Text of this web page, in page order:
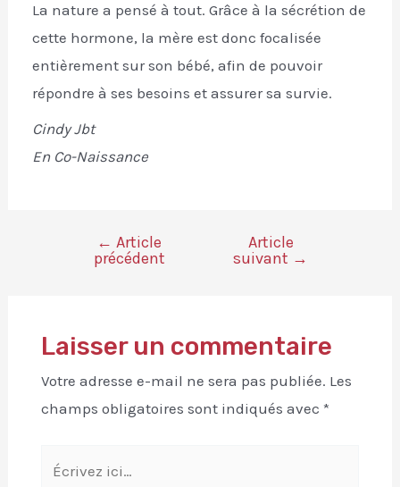
La nature a pensé à tout. Grâce à la sécrétion de
cette hormone, la mère est donc focalisée
entièrement sur son bébé, afin de pouvoir
répondre à ses besoins et assurer sa survie.
Cindy Jbt
En Co-Naissance
← Article
précédent
Article
suivant →
Laisser un commentaire
Votre adresse e-mail ne sera pas publiée. Les
champs obligatoires sont indiqués avec *